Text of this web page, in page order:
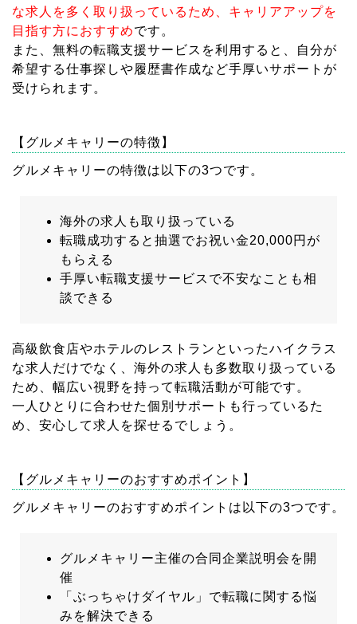
な求人を多く取り扱っているため、キャリアアップを
目指す方におすすめです。
また、無料の転職支援サービスを利用すると、自分が
希望する仕事探しや履歴書作成など手厚いサポートが
受けられます。
【グルメキャリーの特徴】
グルメキャリーの特徴は以下の3つです。
海外の求人も取り扱っている
転職成功すると抽選でお祝い金20,000円が
もらえる
手厚い転職支援サービスで不安なことも相
談できる
高級飲食店やホテルのレストランといったハイクラス
な求人だけでなく、海外の求人も多数取り扱っている
ため、幅広い視野を持って転職活動が可能です。
一人ひとりに合わせた個別サポートも行っているた
め、安心して求人を探せるでしょう。
【グルメキャリーのおすすめポイント】
グルメキャリーのおすすめポイントは以下の3つです。
グルメキャリー主催の合同企業説明会を開
催
「ぶっちゃけダイヤル」で転職に関する悩
みを解決できる